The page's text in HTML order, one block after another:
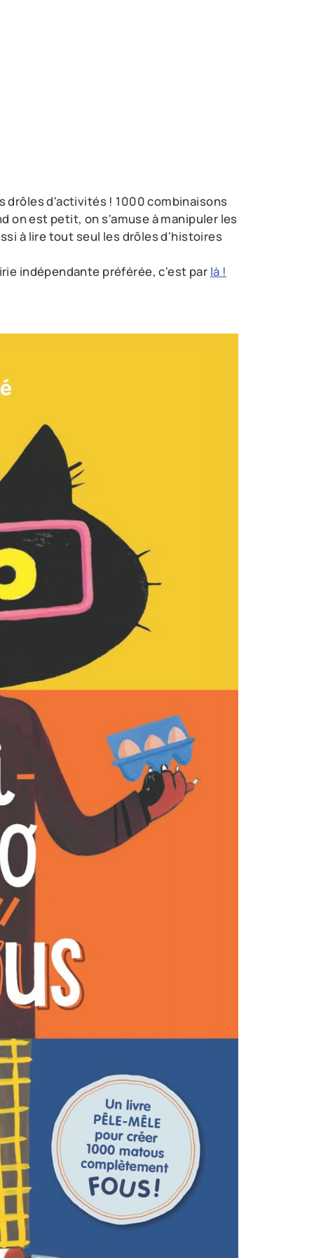
drôles d'activités ! 1000 combinaisons
on est petit, on s'amuse à manipuler les
à lire tout seul les drôles d'histoires
indépendante préférée, c'est par là !